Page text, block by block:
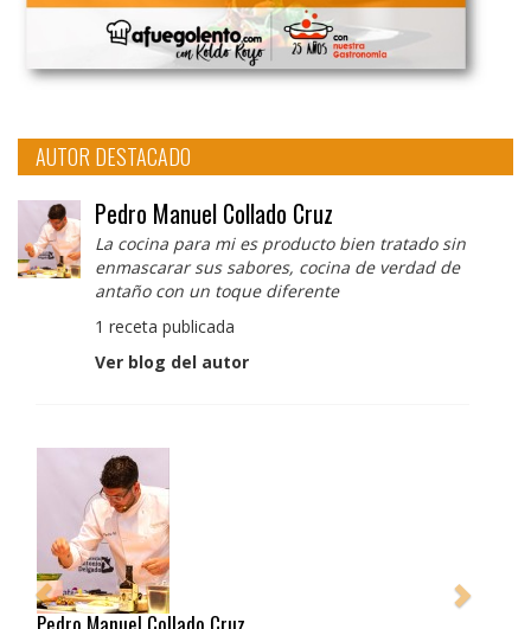
AUTOR DESTACADO
Pedro Manuel Collado Cruz
La cocina para mi es producto bien tratado sin
enmascarar sus sabores, cocina de verdad de
antaño con un toque diferente
1 receta publicada
Ver blog del autor